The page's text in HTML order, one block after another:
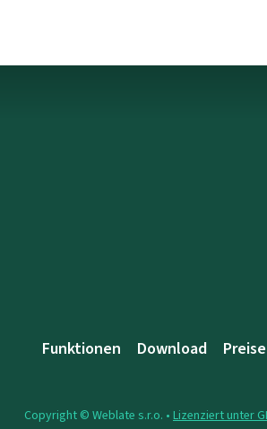
Funktionen Download Preise
Copyright © Weblate s.r.o. • Lizenziert unter